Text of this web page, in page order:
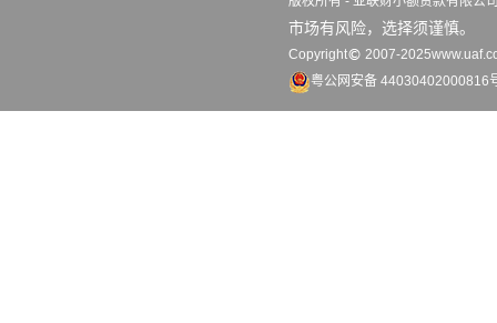
市场有风险，选择须谨慎。
Copyright
2007-
粤公网安备 44030402000816